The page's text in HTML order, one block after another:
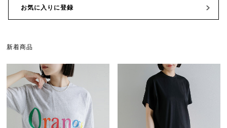
お気に入りに登録
新着商品